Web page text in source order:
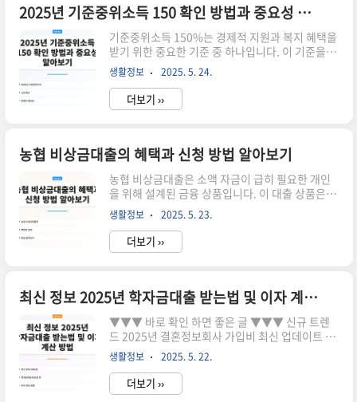
당뇨병 환자에게만 해당되는 주제가 아닙니다. 모
든 사람이 혈당을 관리하는 것이 중요합니다. 높은
혈당 수치는 다양한 합병증을 초래할 수 있으며, 인
슐린 저항성 증가로 이어질 수 있습니다. 따라서 혈
당을 적절히 조절하는 것은 건강한 삶을 유지하는
데 큰 영향을 미칩니다. 특히, 식단은 혈당 조절에
있어 ..
2025년 기준중위소득 150 확인 방법과 중요성 알아보기
기준중위소득 150%는 경제적 지원과 복지 혜택을
받기 위한 중요한 기준 중 하나입니다. 이 기준을 이
해하는 것은 개인의 재정 계획이나 정부 지원 프로
그램을 활용하는 데 필수적입니다. 2025년의 기준
중위소득을 확인하는 방법과 그 중요성을 알아보겠
습니다. ▼▼▼ 바로 확인 하면 좋은 글 ▼▼▼
지 단계별 성공 비법 바로가기2025년을 위한 부채
비율 계산 TOP 10 추천 순위 바로가기기준중위소
득이란? 기준중위소득은 특정 기간 동안 모든 가구
의 소득을 기준으로 하여 중앙값을 의미합니다. 이
는 국가가 소득 분포를 파악하고, 저소득층에 대한
지원을 결정하는 데 중요한 역할을 합니..
생활정보 2025. 5. 24.
더보기 ››
농협 비상금대출의 혜택과 신청 방법 알아보기
농협 비상금대출은 소액 자금이 급히 필요한 개인
을 위해 설계된 금융 상품입니다. 이 대출 상품은 특
히 300만원까지의 소액을 빠르게 대출받을 수 있
는 장점이 있습니다. 하지만 현재 NH농협의 비상
금대출 서비스는 중단된 상태입니다. 이로 인해 소
액 자금이 필요한 분들은 다른 은행을 통해 대출을
가이드 바로가기대학생을 위한 농협 신용카드 발급
조건 소개 및 확인하기 바로가기농협 신용카드 선
택가이드 전문가의 추천 비결 바로가기농협 비상금
대출이란? 농협 비상금대출은 소액 자금을 쉽게 대
출 받을 수 있는 상품으로, 일반적으로 1년 만기로
제공됩니다. 그러나 NH농협은 상대적으로 긴 3년
의..
생활정보 2025. 5. 23.
더보기 ››
최신 정보 2025년 학자금대출 받는법 및 이자 계산 방법
▼▼▼ 바로 확인 하면 좋은 글 ▼▼▼ 신규 트렌
드 2025년 결혼정보회사 가입비 최신 업데이트 바
로가기최신 정보로 알아보는 청년 주택드림 청약통
장 전환 방법 바로가기학자금대출 승인기간 최신
정보와 필수 조건 알아보기 바로가기학자금 대출의
중요성 학자금 대출은 학생들이 학업을 이어가기
생활정보 2025. 5. 22.
더보기 ››